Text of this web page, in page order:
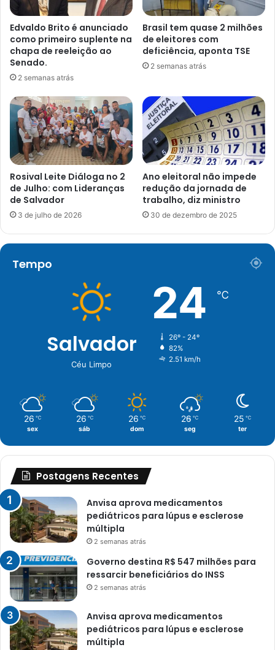
Edvaldo Brito é anunciado
como primeiro suplente na
chapa de reeleição ao
Senado.
2 semanas atrás
Brasil tem quase 2 milhões
de eleitores com
deficiência, aponta TSE
2 semanas atrás
Rosival Leite Diáloga no 2
de Julho: com Lideranças
de Salvador
3 de julho de 2026
Ano eleitoral não impede
redução da jornada de
trabalho, diz ministro
30 de dezembro de 2025
Tempo
Salvador
Céu Limpo
24 ℃
26º - 24º
82%
2.51 km/h
26 ℃
sex
26 ℃
sáb
26 ℃
dom
26 ℃
seg
25 ℃
ter
Postagens Recentes
Anvisa aprova medicamentos
pediátricos para lúpus e esclerose
múltipla
2 semanas atrás
Governo destina R$ 547 milhões para
ressarcir beneficiários do INSS
2 semanas atrás
Anvisa aprova medicamentos
pediátricos para lúpus e esclerose
múltipla